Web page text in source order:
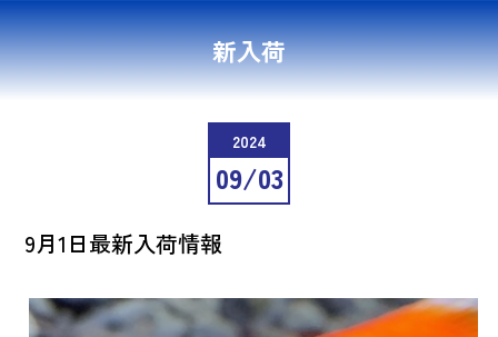
新入荷
2024
09/03
9月1日最新入荷情報